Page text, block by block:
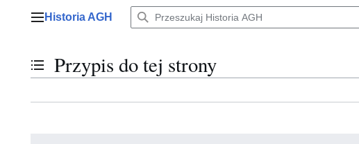
Menu główne
Historia AGH
Przełącz stan spisu treści
Przypis do tej strony